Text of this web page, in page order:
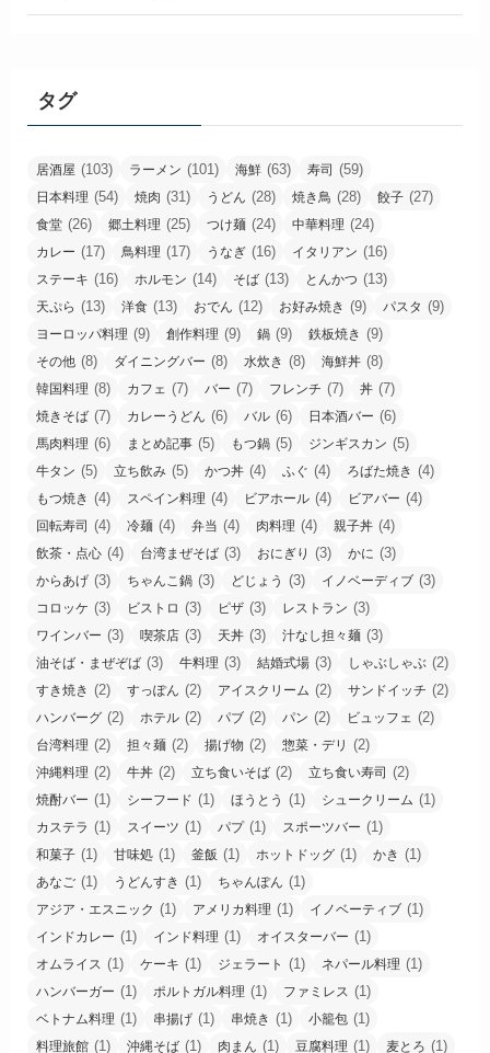
タグ
居酒屋 (103) ラーメン (101) 海鮮 (63) 寿司 (59)
日本料理 (54) 焼肉 (31) うどん (28) 焼き鳥 (28) 餃子 (27)
食堂 (26) 郷土料理 (25) つけ麺 (24) 中華料理 (24)
カレー (17) 鳥料理 (17) うなぎ (16) イタリアン (16)
ステーキ (16) ホルモン (14) そば (13) とんかつ (13)
天ぷら (13) 洋食 (13) おでん (12) お好み焼き (9) パスタ (9)
ヨーロッパ料理 (9) 創作料理 (9) 鍋 (9) 鉄板焼き (9)
その他 (8) ダイニングバー (8) 水炊き (8) 海鮮丼 (8)
韓国料理 (8) カフェ (7) バー (7) フレンチ (7) 丼 (7)
焼きそば (7) カレーうどん (6) バル (6) 日本酒バー (6)
馬肉料理 (6) まとめ記事 (5) もつ鍋 (5) ジンギスカン (5)
牛タン (5) 立ち飲み (5) かつ丼 (4) ふぐ (4) ろばた焼き (4)
もつ焼き (4) スペイン料理 (4) ビアホール (4) ビアバー (4)
回転寿司 (4) 冷麺 (4) 弁当 (4) 肉料理 (4) 親子丼 (4)
飲茶・点心 (4) 台湾まぜそば (3) おにぎり (3) かに (3)
からあげ (3) ちゃんこ鍋 (3) どじょう (3) イノベーディブ (3)
コロッケ (3) ビストロ (3) ピザ (3) レストラン (3)
ワインバー (3) 喫茶店 (3) 天丼 (3) 汁なし担々麺 (3)
油そば・まぜぞば (3) 牛料理 (3) 結婚式場 (3) しゃぶしゃぶ (2)
すき焼き (2) すっぽん (2) アイスクリーム (2) サンドイッチ (2)
ハンバーグ (2) ホテル (2) パブ (2) パン (2) ビュッフェ (2)
台湾料理 (2) 担々麺 (2) 揚げ物 (2) 惣菜・デリ (2)
沖縄料理 (2) 牛丼 (2) 立ち食いそば (2) 立ち食い寿司 (2)
焼酎バー (1) シーフード (1) ほうとう (1) シュークリーム (1)
カステラ (1) スイーツ (1) パプ(1) スポーツバー (1)
和菓子 (1) 甘味処 (1) 釜飯 (1) ホットドッグ (1) かき (1)
あなご (1) うどんすき (1) ちゃんぽん (1)
アジア・エスニック (1) アメリカ料理 (1) イノベーティブ (1)
インドカレー (1) インド料理 (1) オイスターバー (1)
オムライス (1) ケーキ (1) ジェラート (1) ネパール料理 (1)
ハンバーガー (1) ポルトガル料理 (1) ファミレス (1)
ベトナム料理 (1) 串揚げ (1) 串焼き (1) 小籠包 (1)
料理旅館 (1) 沖縄そば (1) 肉まん (1) 豆腐料理 (1) 麦とろ (1)